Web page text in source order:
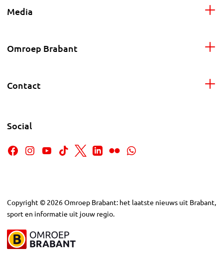
Media
Omroep Brabant
Contact
Social
Copyright © 2026Omroep Brabant: het laatste nieuws uit Brabant,
sport en informatie uit jouw regio.